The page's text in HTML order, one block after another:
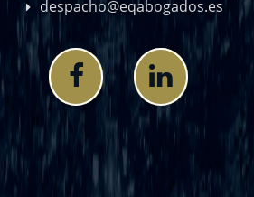
despacho@eqabogados.es